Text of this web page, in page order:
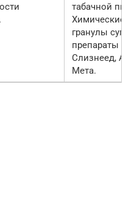
табачной
Химические
гранулы
препараты
Слизнеед,
Мета.